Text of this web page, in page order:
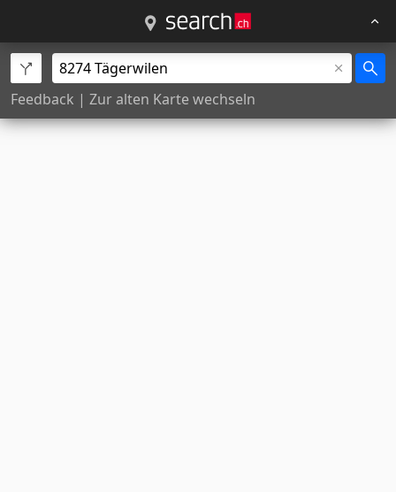
Feedback | Zur alten Karte wechseln